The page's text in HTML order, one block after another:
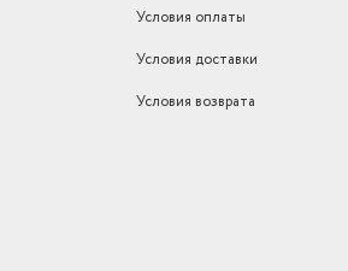
Условия оплаты
Условия доставки
Условия возврата